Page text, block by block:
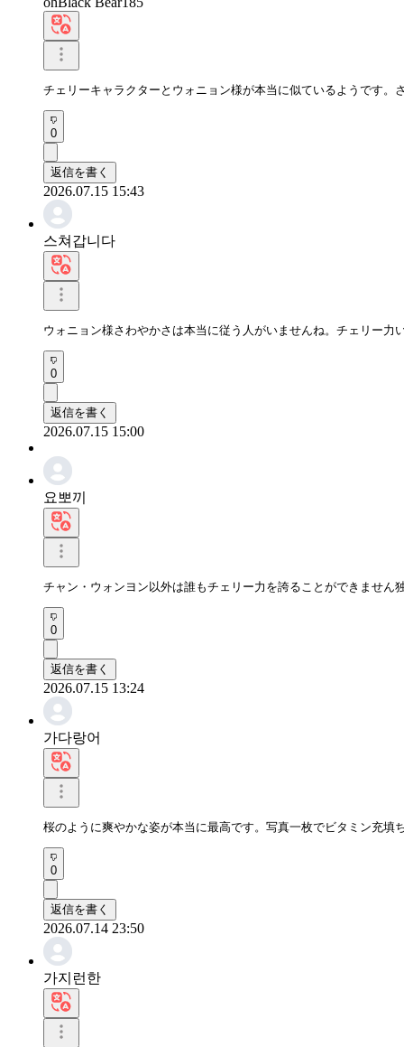
チェリーキャラクターとウォニョン様が本当に似ているようです。
0
返信を書く
2026.07.15 15:43
스쳐갑니다
ウォニョン様さわやかさは本当に従う人がいませんね。チェリー力
0
返信を書く
2026.07.15 15:00
요뽀끼
チャン・ウォンヨン以外は誰もチェリー力を誇ることができません
0
返信を書く
2026.07.15 13:24
가다랑어
桜のように爽やかな姿が本当に最高です。写真一枚でビタミン充填
0
返信を書く
2026.07.14 23:50
가지런한